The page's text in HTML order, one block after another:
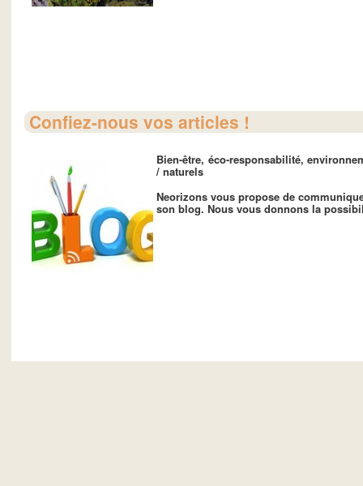
Confiez-nous vos articles !
Bien-être, éco-responsabilité,
/ naturels
Neorizons vous propose de
sonblog. Nous vous donnons la